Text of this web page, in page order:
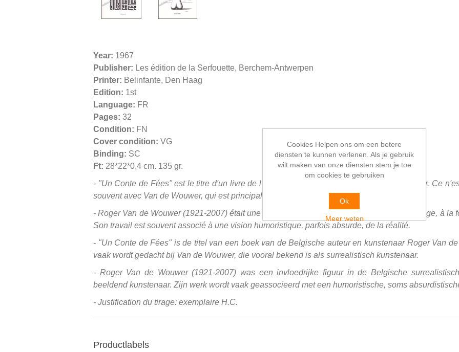
Year: 1967
Publisher: Les édition de la Serfouette, Berchem-Antwerpen
Printer: Belinfante, Den Haag
Edition: 1st
Language: FR
Pages: 32
Condition: FN
Cover condition: VG
Binding: SC
Ft: 28*22*0,4 cm. 135 gr.
- "Un Conte de Fées" est le titre d'un livre de l'auteur et artiste belge Roger Van de Wouwer. Ce
souvent avec Van de Wouwer, qui est principalement connu en tant qu'artiste surréaliste.
- Roger Van de Wouwer (1921-2007) était une figure influente du mouvement surréaliste belge, à la
Son travail est souvent associé à une vision humoristique, parfois absurde, de la réalité.
- "Un Conte de Fées" is de titel van een boek van de Belgische auteur en kunstenaar Roger Van
vaak wordt gedacht bij Van de Wouwer, die vooral bekend is als surrealistisch kunstenaar.
- Roger Van de Wouwer (1921-2007) was een invloedrijke figuur in de Belgische
beeldend kunstenaar. Zijn werk wordt vaak geassocieerd met een humoristische, soms
- Justification du tirage: exemplaire H.C.
Productlabels
Cookies Helpen ons om een betere
diensten te kunnen verlenen. Als je gebruik
wilt maken van onze diensten stem je toe
om cookies te gebruiken
Ok
Meer weten